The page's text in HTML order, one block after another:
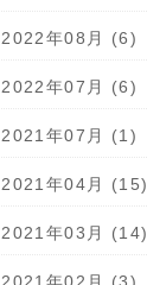
2022年08月 (6)
2022年07月 (6)
2021年07月 (1)
2021年04月 (15)
2021年03月 (14)